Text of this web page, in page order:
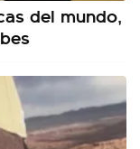
del mundo,